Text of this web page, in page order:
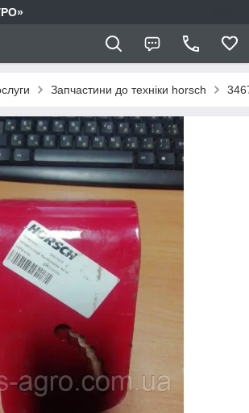
Запчастини до техніки horsch